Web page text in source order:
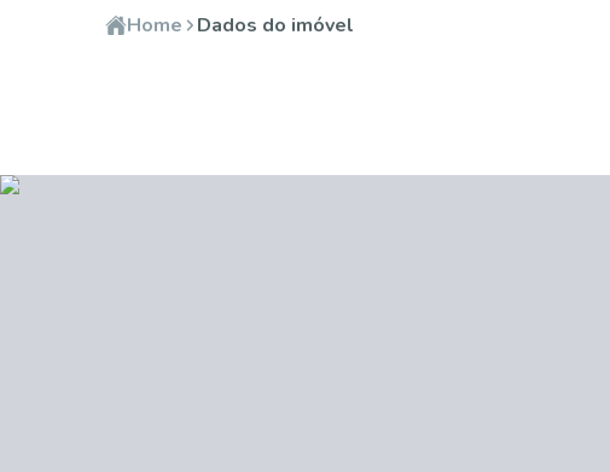
Home Dados do imóvel